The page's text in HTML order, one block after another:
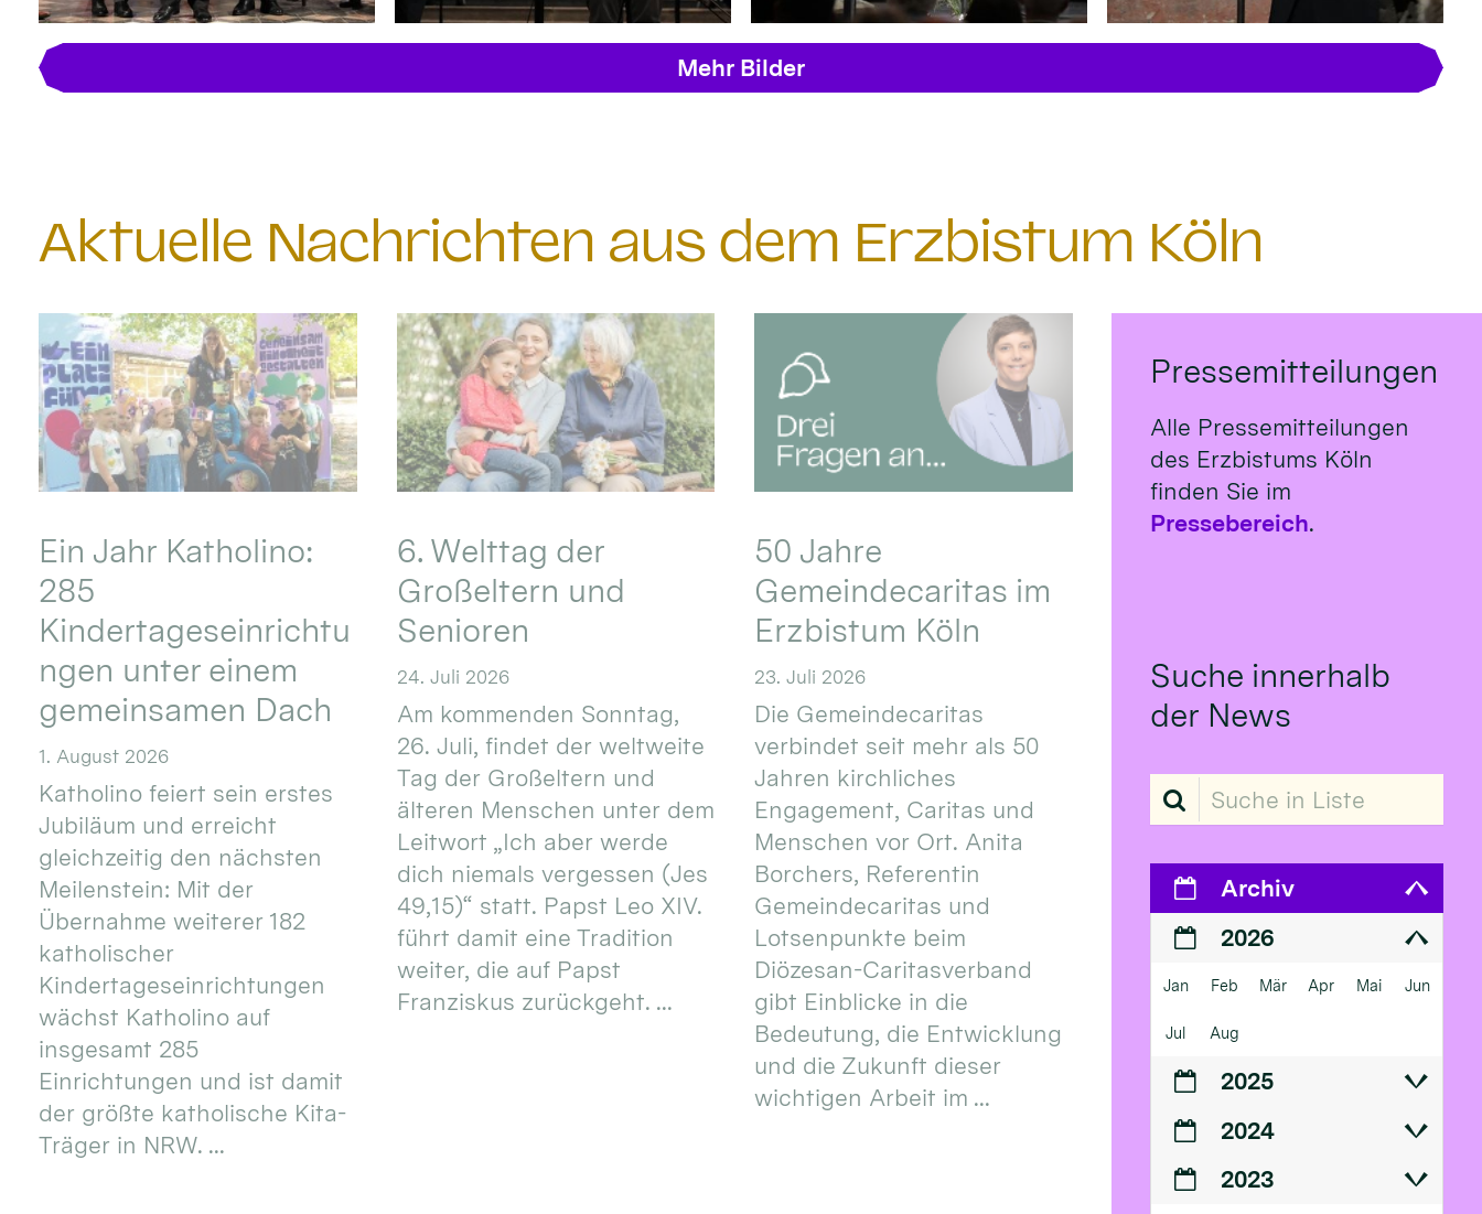
Mehr Bilder
Aktuelle Nachrichten aus dem Erzbistum Köln
Ein Jahr Katholino:
285
Kindertageseinrichtu
ngen unter einem
gemeinsamen Dach
1. August 2026
Katholino feiert sein erstes
Jubiläum und erreicht
gleichzeitig den nächsten
Meilenstein: Mit der
Übernahme weiterer 182
katholischer
Kindertageseinrichtungen
wächst Katholino auf
insgesamt 285
Einrichtungen und ist damit
der größte katholische Kita-
Träger in NRW. ...
6. Welttag der
Großeltern und
Senioren
24. Juli 2026
Am kommenden Sonntag,
26. Juli, findet der weltweite
Tag der Großeltern und
älteren Menschen unter dem
Leitwort „Ich aber werde
dich niemals vergessen (Jes
49,15)“ statt. Papst Leo XIV.
führt damit eine Tradition
weiter, die auf Papst
Franziskus zurückgeht. ...
50 Jahre
Gemeindecaritas im
Erzbistum Köln
23. Juli 2026
Die Gemeindecaritas
verbindet seit mehr als 50
Jahren kirchliches
Engagement, Caritas und
Menschen vor Ort. Anita
Borchers, Referentin
Gemeindecaritas und
Lotsenpunkte beim
Diözesan-Caritasverband
gibt Einblicke in die
Bedeutung, die Entwicklung
und die Zukunft dieser
wichtigen Arbeit im ...
Pressemitteilungen
Alle Pressemitteilungen
des Erzbistums Köln
finden Sie im
Pressebereich.
Suche innerhalb
der News
Suche in Liste
Archiv
2026
Jan Feb Mär Apr Mai Jun
Jul Aug
2025
2024
2023